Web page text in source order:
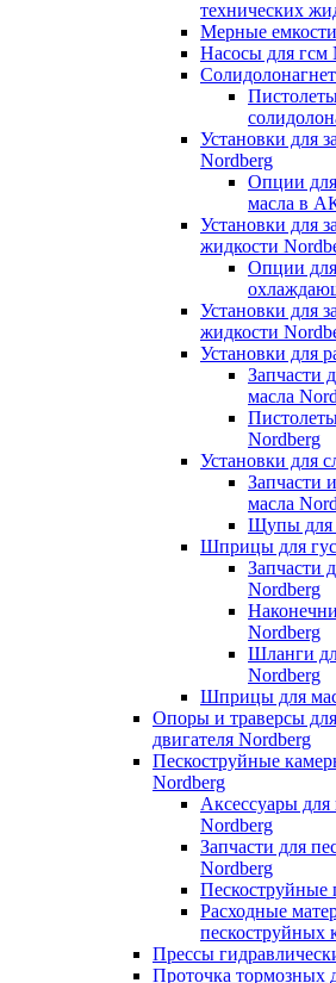
технических
Мерные
Насосы для гсм
Установки для
Nordberg
Опции
масла в
Установки для
жидкости
Опции
Установки для
жидкости
Установки для
Запчасти
масла
Nordberg
Установки для
Запчасти
масла
Щупы для
Шприцы для
Запчасти
Nordberg
Nordberg
Шланги
Nordberg
Шприцы для
Опоры и траверсы
двигателя Nordberg
Пескоструйные
Nordberg
Аксессуары
Nordberg
Запчасти для
Nordberg
Пескоструйные
Расходные
пескоструйных
Прессы
Проточка тормозных